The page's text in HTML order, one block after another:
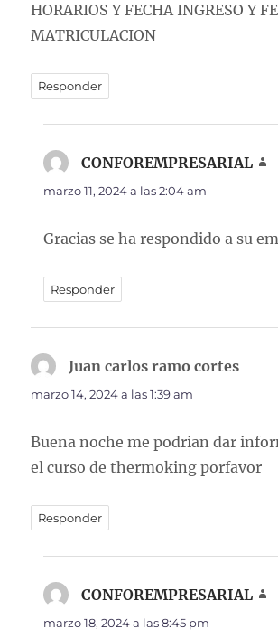
HORARIOS Y FECHA INGRESO Y
MATRICULACION
Responder
CONFOREMPRESARIAL
marzo 11, 2024 a las 2:04 am
Gracias se ha respondido a su
Responder
Juan carlos ramo cortes
marzo 14, 2024 a las 1:39 am
Buena noche me podrian dar
el curso de thermoking porfavor
Responder
CONFOREMPRESARIAL
marzo 18, 2024 a las 8:45 pm